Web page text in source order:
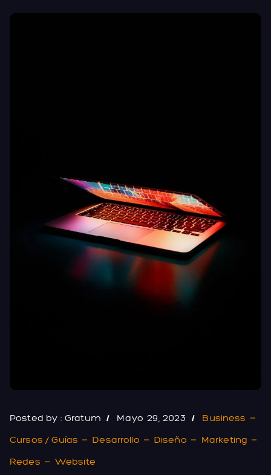
Posted by : Gratum Mayo 29, 2023
Business
Cursos / Guías
Desarrollo Diseño
Marketing
Redes
Website